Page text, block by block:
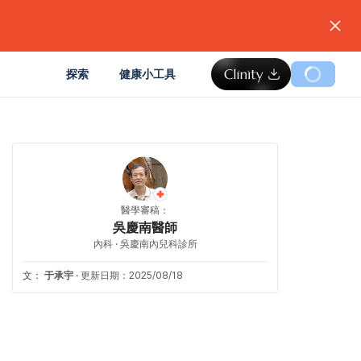
探索 健康小工具
醫學審稿：
吳慶南醫師
內科 · 吳慶南內兒科診所
文： 于承宇 · 更新日期：2025/08/18